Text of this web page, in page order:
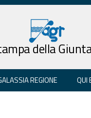
della
REGIONE QUI